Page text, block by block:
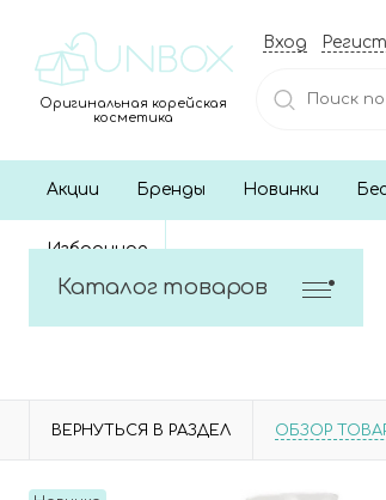
Оригинальная корейская
косметика
Вход
Акции Бренды Новинки
Избранное
Каталог товаров
ВЕРНУТЬСЯ В РАЗДЕЛ ОБЗОР